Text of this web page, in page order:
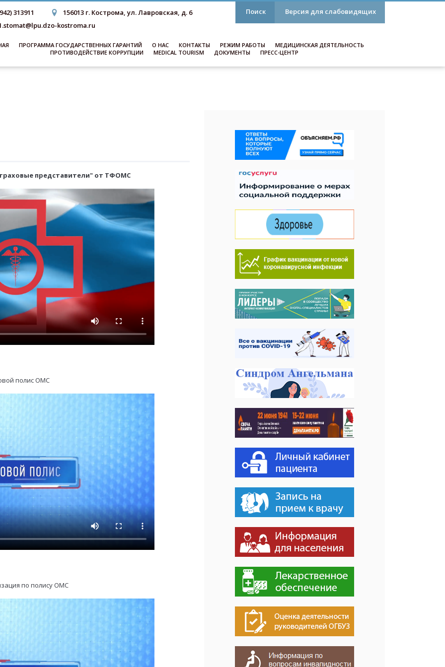
313911
156013 г. Кострома, ул. Лавровская, д. 6
kostroma.ru
Поиск Версия для слабовидящих
ПРОГРАММА ГОСУДАРСТВЕННЫХ ГАРАНТИЙ О НАС КОНТАКТЫ РЕЖИМ РАБОТЫ
МЕДИЦИНСКАЯ ДЕЯТЕЛЬНОСТЬ
ПРОТИВОДЕЙСТВИЕ КОРРУПЦИИ
MEDICAL TOURISM ДОКУМЕНТЫ ПРЕСС-ЦЕНТР
представители" от ТФОМС
полис ОМС
по полису ОМС